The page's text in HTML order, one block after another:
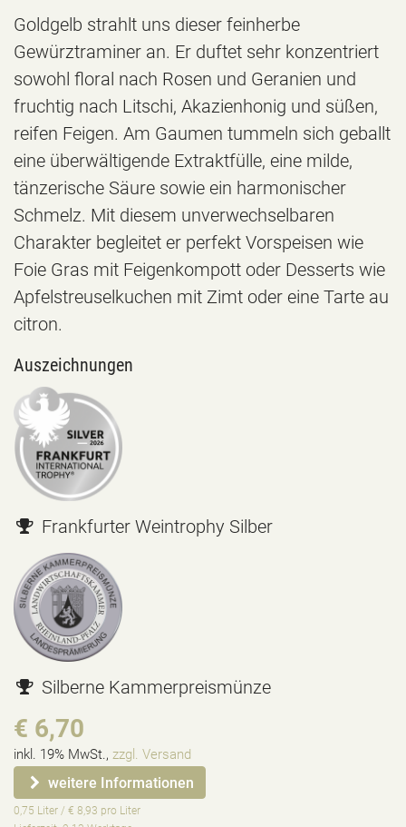
Goldgelb strahlt uns dieser feinherbe
Gewürztraminer an. Er duftet sehr konzentriert
sowohl floral nach Rosen und Geranien und
fruchtig nach Litschi, Akazienhonig und süßen,
reifen Feigen. Am Gaumen tummeln sich geballt
eine überwältigende Extraktfülle, eine milde,
tänzerische Säure sowie ein harmonischer
Schmelz. Mit diesem unverwechselbaren
Charakter begleitet er perfekt Vorspeisen wie
Foie Gras mit Feigenkompott oder Desserts wie
Apfelstreuselkuchen mit Zimt oder eine Tarte au
citron.
Auszeichnungen
Frankfurter Weintrophy Silber
Silberne Kammerpreismünze
€ 6,70
inkl. 19% MwSt., zzgl. Versand
weitere Informationen
0,75 Liter / € 8,93 pro Liter